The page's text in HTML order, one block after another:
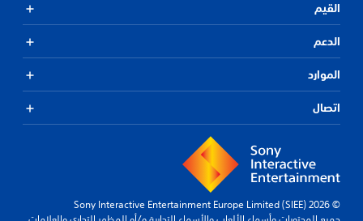
القيم
الدعم
الموارد
اتصال
© 2026 Sony Interactive Entertainment Europe Limited (SIEE)